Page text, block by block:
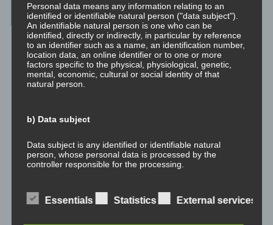
Wichtigste Seiten - minimedi.online
⇒ GrundlagenHier gibt es die grundlegenden Wissenseinheiten
und Techniken rund um Meditation.
⇒ Meditationen für TransformationHier gibt es Meditationen, die
die manchmal nötige Transformation für Entwicklung und Wachstum
⇒ Emotionale Kompetenz
⇒ Geführte MeditationenHier gibt es geführte Meditationen und
Traumreisen.
Konzepten der Transformation, der persönlichen Entwicklung und
Personal data means any information relating to an
identified or identifiable natural person ("data subject").
An identifiable natural person is one who can be
identified, directly or indirectly, in particular by reference
to an identifier such as a name, an identification number,
location data, an online identifier or to one or more
factors specific to the physical, physiological, genetic,
mental, economic, cultural or social identity of that
natural person.
b) Data subject
Data subject is any identified or identifiable natural
person, whose personal data is processed by the
controller responsible for the processing.
c) Processing
Essentials Statistics External services